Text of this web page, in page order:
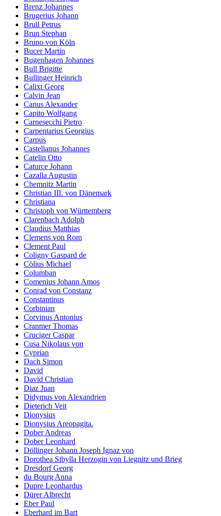
Brenz Johannes
Brugerius Johann
Brull Petrus
Brun Stephan
Bruno von Köln
Bucer Martin
Bugenhagen Johannes
Bull Brigitte
Bullinger Heinrich
Calixt Georg
Calvin Jean
Canus Alexander
Capito Wolfgang
Carnesecchi Pietro
Carpentarius Georgius
Carpus
Castellanus Johannes
Catelin Otto
Caturce Johann
Cazalla Augustin
Chemnitz Martin
Christian III. von Dänemark
Christiana
Christoph von Württemberg
Clarenbach Adolph
Claudius Matthias
Clemens von Rom
Clement Paul
Coligny Gaspard de
Cölius Michael
Columban
Comenius Johann Amos
Conrad von Constanz
Constantinus
Corbinian
Corvinus Antonius
Cranmer Thomas
Cruciger Caspar
Cusa Nikolaus von
Cyprian
Dach Simon
David
David Christian
Diaz Juan
Didymus von Alexandrien
Dieterich Veit
Dionysius
Dionysius Areopagita.
Dober Andreas
Dober Leonhard
Döllinger Johann Joseph Ignaz von
Dorothea Sibylla Herzogin von Liegnitz und Brieg
Dresdorf Georg
du Bourg Anna
Dupre Leonhardus
Dürer Albrecht
Eber Paul
Eberhard im Bart